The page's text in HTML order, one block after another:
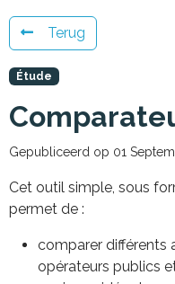
Terug
Étude
Gepubliceerd op 01
Cet outil simple, sous
permet de :
comparer différents
opérateurs publics